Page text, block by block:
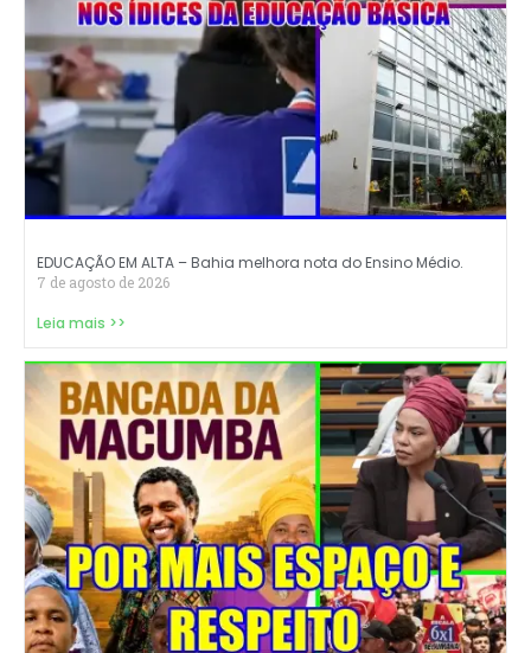
EDUCAÇÃO EM ALTA – Bahia melhora nota do Ensino Médio.
7 de agosto de 2026
Leia mais >>